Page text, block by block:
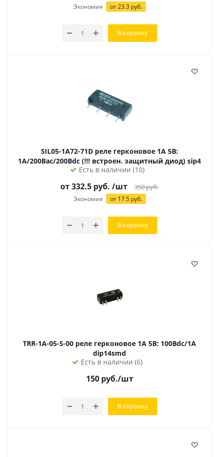
Экономия от 23.3 руб.
В корзину
SIL05-1A72-71D реле герконовое 1A 5В:
1А/200Вac/200Вdc (!!! встроен. защитный диод) sip4
Есть в наличии (10)
от 332.5 руб. /шт 350руб.
Экономия от 17.5 руб.
В корзину
TRR-1A-05-S-00 реле герконовое 1A 5В: 100Вdc/1A
dip14smd
Есть в наличии (6)
150руб./шт
В корзину